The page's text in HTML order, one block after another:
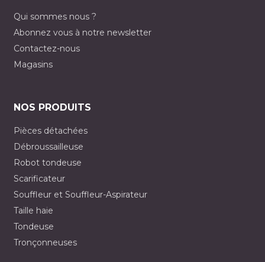
Qui sommes nous ?
Abonnez vous à notre newsletter
Contactez-nous
Magasins
NOS PRODUITS
Pièces détachées
Débroussailleuse
Robot tondeuse
Scarificateur
Souffleur et Souffleur-Aspirateur
Taille haie
Tondeuse
Tronçonneuses